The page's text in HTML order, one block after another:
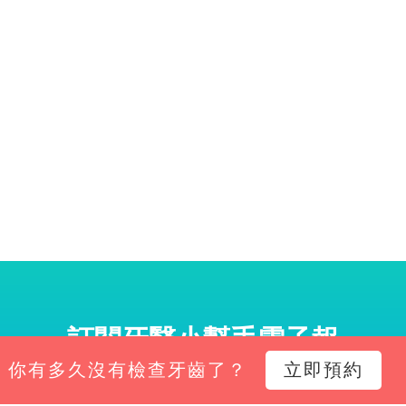
訂閱牙醫小幫手電子報
小幫手電子報，掌握診所經營新知、平台功能更新與專
你有多久沒有檢查牙齒了？ 立即預約